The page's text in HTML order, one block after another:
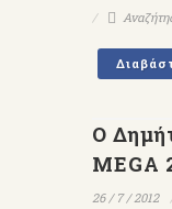
Ο
MEGA
26 / 7 / 2012